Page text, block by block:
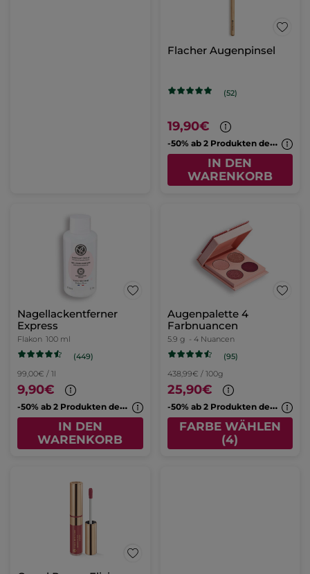
Flacher Augenpinsel
(52)
19,90€
-
50% ab 2 Produkten deiner Wahl
IN DEN
WARENKORB
Nagellackentferner
Express
Flakon 100 ml
(449)
99,00€ / 1l
9,90€
-
50% ab 2 Produkten deiner Wahl
IN DEN
WARENKORB
Augenpalette 4
Farbnuancen
5.9 g - 4 Nuancen
(95)
438,99€ / 100g
25,90€
-
50% ab 2 Produkten deiner Wahl
FARBE WÄHLEN
(4)